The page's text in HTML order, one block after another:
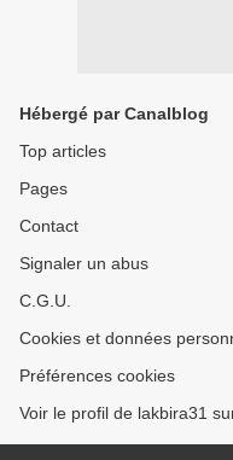
Hébergé par Canalblog
Top articles
Pages
Contact
Signaler un abus
C.G.U.
Cookies et données
Préférences cookies
Voir le profil de lakbira31